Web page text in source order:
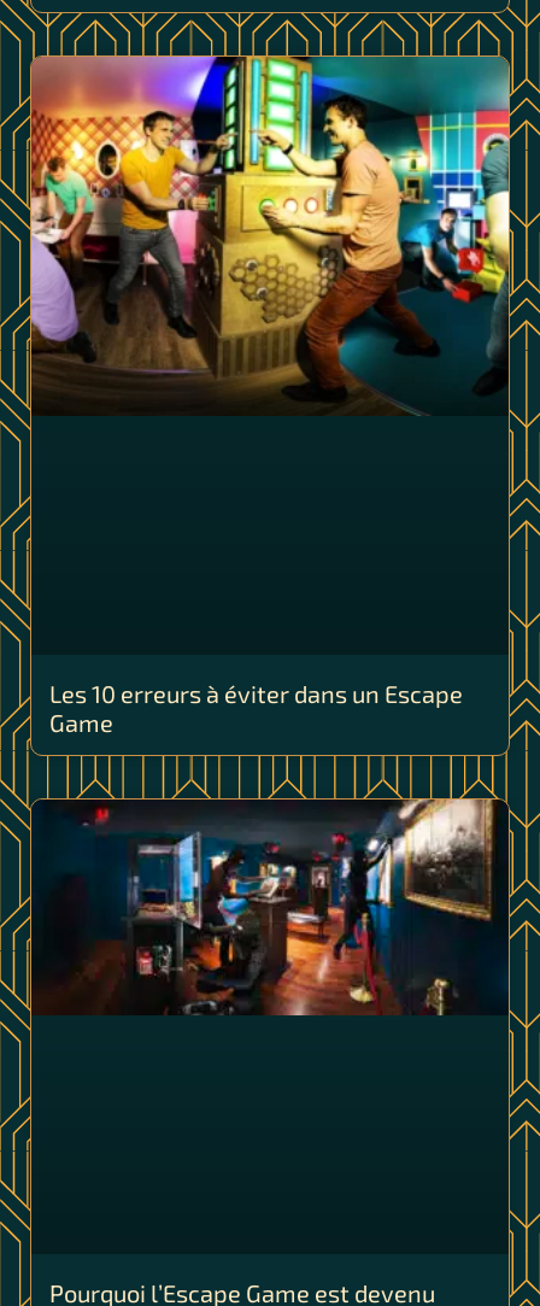
Les 10 erreurs à éviter dans un Escape
Game
Pourquoi l’Escape Game est devenu